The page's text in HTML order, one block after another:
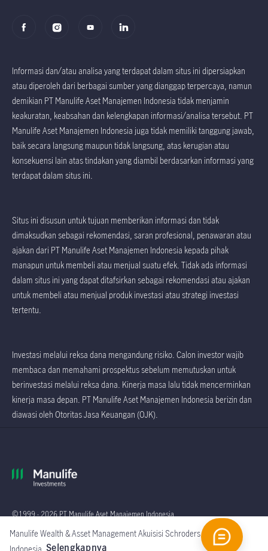
Informasi dan/atau analisa yang terdapat dalam situs ini dipersiapkan
atau diperoleh dari berbagai sumber yang dianggap terpercaya, namun
demikian PT Manulife Aset Manajemen Indonesia tidak menjamin
keakuratan, keabsahan dan kelengkapan informasi/analisa tersebut. PT
Manulife Aset Manajemen Indonesia juga tidak memiliki tanggung jawab,
baik secara langsung maupun tidak langsung, atas kerugian atau
konsekuensi lain atas tindakan yang diambil berdasarkan informasi yang
terdapat dalam situs ini.
Situs ini disusun untuk tujuan memberikan informasi dan tidak
dimaksudkan sebagai rekomendasi, saran profesional, penawaran atau
ajakan dari PT Manulife Aset Manajemen Indonesia kepada pihak
manapun untuk membeli atau menjual suatu efek. Tidak ada informasi
dalam situs ini yang dapat ditafsirkan sebagai rekomendasi atau ajakan
untuk membeli atau menjual produk investasi atau strategi investasi
tertentu.
Investasi melalui reksa dana mengandung risiko. Calon investor wajib
membaca dan memahami prospektus sebelum memutuskan untuk
berinvestasi melalui reksa dana. Kinerja masa lalu tidak mencerminkan
kinerja masa depan. PT Manulife Aset Manajemen Indonesia berizin dan
diawasi oleh Otoritas Jasa Keuangan (OJK).
©1999 - 2026 PT Manulife Aset Manajemen Indonesia
Global
Manulife Wealth & Asset Management Akuisisi Schroders
Selengkapnya